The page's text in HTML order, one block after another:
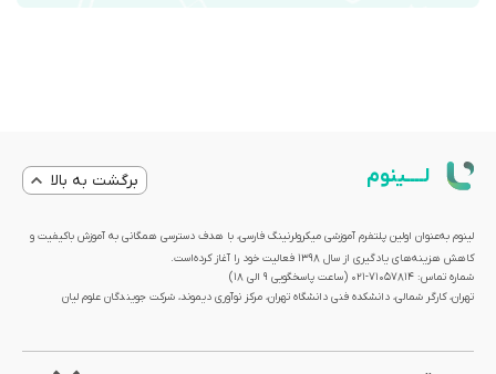
لــــینوم برگشت به بالا
لینوم به‌عنوان اولین پلتفرم آموزشی میکرولرنینگ فارسی، با هدف دسترسی همگانی به آموزش باکیفیت و
کاهش هزینه‌های یادگیری از سال 1398 فعالیت خود را آغاز کرده‌است.
شماره تماس: 71057814-021 (ساعت پاسخگویی ۹ الی ۱۸)
تهران، کارگر شمالی، دانشکده فنی دانشگاه تهران، مرکز نوآوری دیموند، شرکت جویندگان علوم لیان